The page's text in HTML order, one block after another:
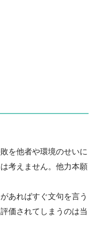
を他者や環境のせいに
考えません。他力本願
あればすぐ文句を言う
価されてしまうのは当